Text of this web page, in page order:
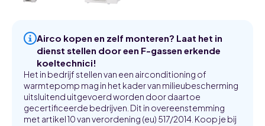
Airco kopen en zelf monteren? Laat het in
dienst stellen door een F-gassen erkende
koeltechnici!
Het in bedrijf stellen van een airconditioning of
warmtepomp mag in het kader van milieubescherming
uitsluitend uitgevoerd worden door daartoe
gecertificeerde bedrijven. Dit in overeenstemming
met artikel 10 van verordening (eu) 517/2014. Koop je bij